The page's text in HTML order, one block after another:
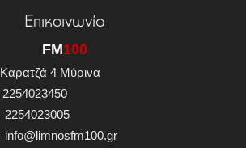
Επικοινωνία
FM100
Καρατζά 4 Μύρινα
2254023450
2254023005
info@limnosfm100.gr